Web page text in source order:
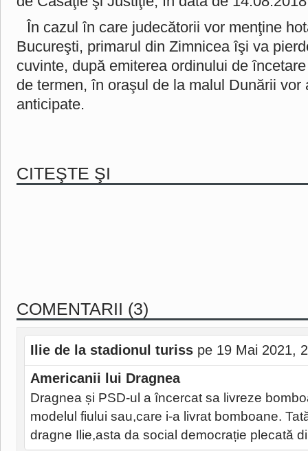
În cazul în care judecătorii vor menţine
Bucureşti, primarul din Zimnicea îşi va
cuvinte, după emiterea ordinului de
de termen, în oraşul de la malul Dunării vor
anticipate.
CITEŞTE ŞI
COMENTARII (3)
Ilie de la stadionul turiss pe 19 Mai 2021,
Americanii lui Dragnea
Dragnea și PSD-ul a încercat sa livreze
modelul fiului sau,care i-a livrat bomboane.
dragne Ilie,asta da social democrație plecată